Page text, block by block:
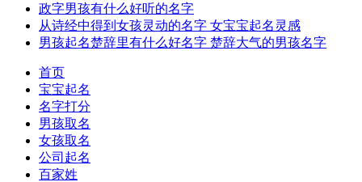
政字男孩有什么好听的名字
从诗经中得到女孩灵动的名字 女宝宝起名灵感
男孩起名楚辞里有什么好名字 楚辞大气的男孩名字
首页
宝宝起名
名字打分
男孩取名
女孩取名
公司起名
百家姓